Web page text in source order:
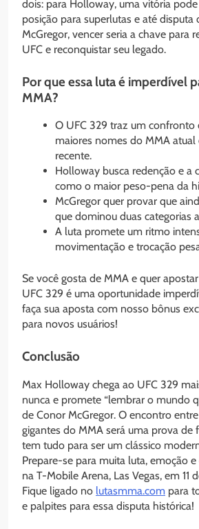
dois: para Holloway, uma vitória
posição para superlutas e até disputa
McGregor, vencer seria a chave para
UFC e reconquistar seu legado.
Por que essa luta é imperdível
MMA?
O UFC 329 traz um confronto
maiores nomes do MMA atual
recente.
Holloway busca redenção e a
como o maior peso-pena da
McGregor quer provar que
que dominou duas categorias
A luta promete um ritmo
movimentação e trocação
Se você gosta de MMA e quer
UFC 329 é uma oportunidade
faça sua aposta com nosso bônus
para novos usuários!
Conclusão
Max Holloway chega ao UFC 329
nunca e promete “lembrar o mundo
de Conor McGregor. O encontro
gigantes do MMA será uma prova de
tem tudo para ser um clássico
Prepare-se para muita luta, emoção e
na T-Mobile Arena, Las Vegas, em 11
Fique ligado no lutasmma.com para
e palpites para essa disputa histórica!